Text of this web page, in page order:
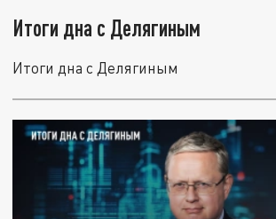
Итоги дна с Делягиным
Итоги дна с Делягиным